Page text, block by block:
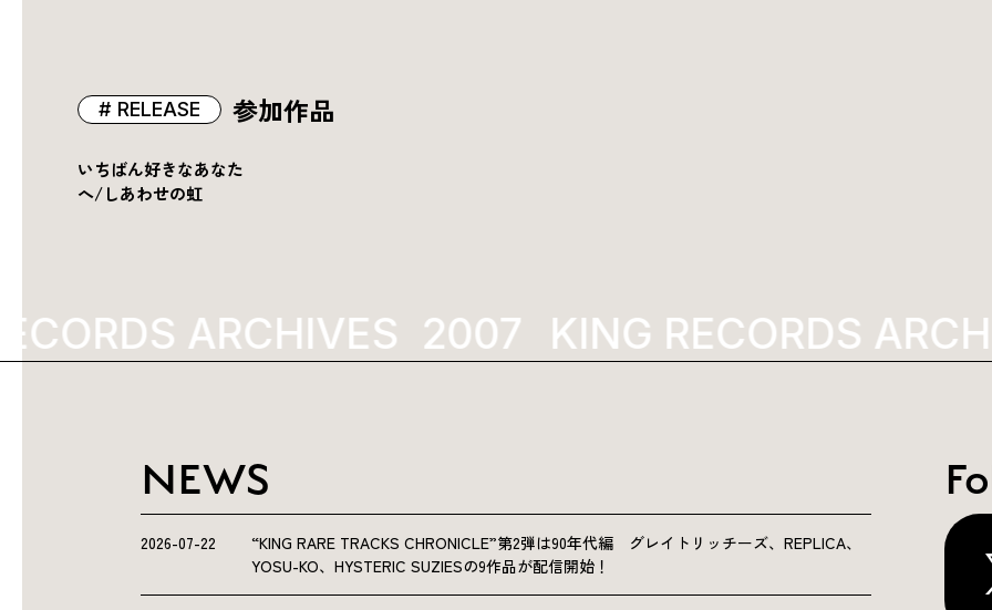
参加作品
RELEASE
いちばん好きなあなた
へ/しあわせの虹
ARCHIVES 2007 KING RECORDS
NEWS
2026-07-22
“KING RARE TRACKS CHRONICLE”第2弾は90年代編 グレイトリッチーズ、REPLICA、
YOSU-KO、HYSTERIC SUZIESの9作品が配信開始！